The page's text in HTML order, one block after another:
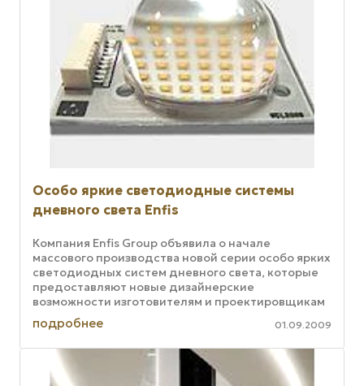
Особо яркие светодиодные системы
дневного света Enfis
Компания Enfis Group объявила о начале
массового производства новой серии особо ярких
светодиодных систем дневного света, которые
предоставляют новые дизайнерские
возможности изготовителям и проектировщикам
осветительного оборудования. Каждая ...
подробнее 01.09.2009